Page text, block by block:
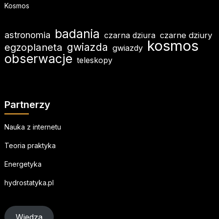
Kosmos
astronomia badania czarna dziura czarne dziury
egzoplaneta gwiazda gwiazdy kosmos
obserwacje teleskopy
Partnerzy
Nauka z internetu
Teoria praktyka
Energetyka
hydrostatyka.pl
Wiedza